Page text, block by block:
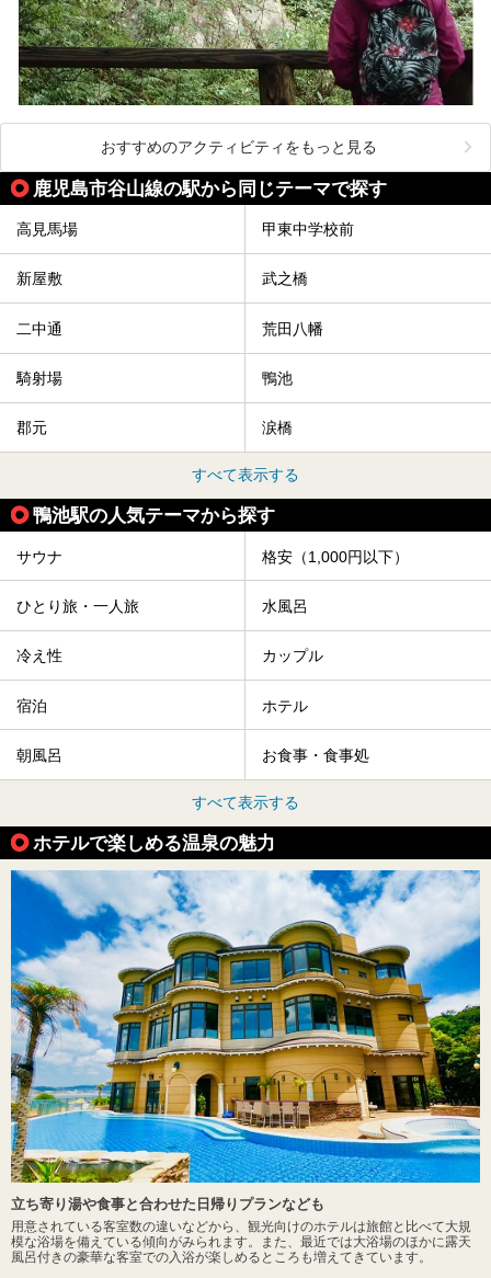
おすすめのアクティビティをもっと見る
鹿児島市谷山線の駅から同じテーマで探す
高見馬場 甲東中学校前
新屋敷 武之橋
二中通 荒田八幡
騎射場 鴨池
郡元 涙橋
すべて表示する
鴨池駅の人気テーマから探す
サウナ 格安（1,000円以下）
ひとり旅・一人旅 水風呂
冷え性 カップル
宿泊 ホテル
朝風呂 お食事・食事処
すべて表示する
ホテルで楽しめる温泉の魅力
立ち寄り湯や食事と合わせた日帰りプランなども
用意されている客室数の違いなどから、観光向けのホテルは旅館と比べて大規
模な浴場を備えている傾向がみられます。また、最近では大浴場のほかに露天
風呂付きの豪華な客室での入浴が楽しめるところも増えてきています。